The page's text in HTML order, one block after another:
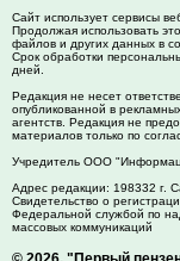
Сайт использует сервисы
Продолжая использовать
файлов и других данных в
Срок обработки
дней.
Редакция не несет
опубликованной в
агентств. Редакция не
материалов только по
Учредитель ООО
Адрес редакции: 198332 г.
Свидетельство о
Федеральной службой по
массовых коммуникаций